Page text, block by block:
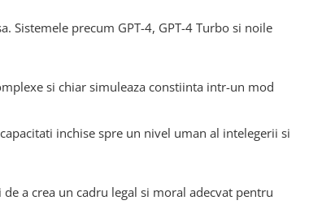
Sistemele precum GPT-4, GPT-4 Turbo si noile
si chiar simuleaza constiinta intr-un mod
inchise spre un nivel uman al intelegerii si
a crea un cadru legal si moral adecvat pentru